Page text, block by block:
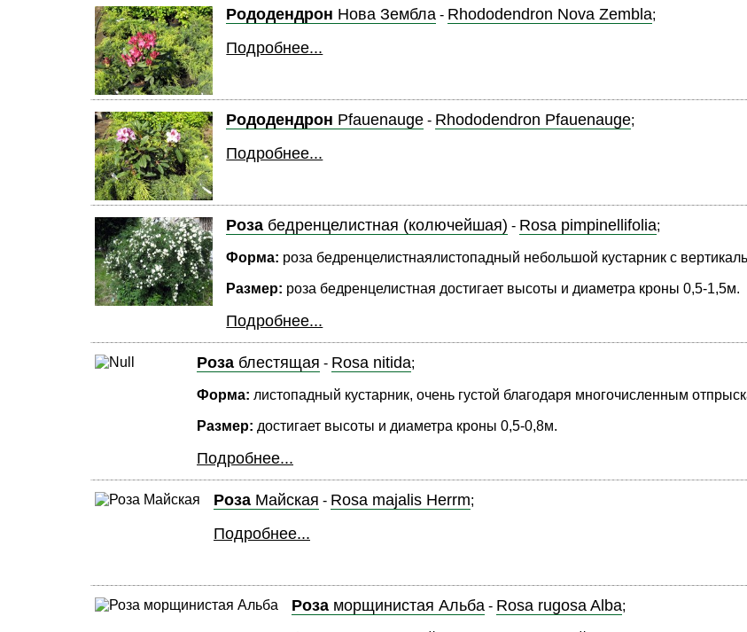
Рододендрон Нова Зембла - Rhododendron Nova Zembla;
Подробнее...
Рододендрон Pfauenauge - Rhododendron Pfauenauge;
Подробнее...
Роза бедренцелистная (колючейшая) - Rosa pimpinellifolia;
Форма: роза бедренцелистнаялистопадный небольшой кустарник с
Размер: роза бедренцелистная достигает высоты и диаметра кроны 0,5-1,5м.
Подробнее...
Роза блестящая - Rosa nitida;
Форма: листопадный кустарник, очень густой благодаря многочисленным
Размер: достигает высоты и диаметра кроны 0,5-0,8м.
Подробнее...
Роза Майская - Rosa majalis Herrm;
Подробнее...
Роза морщинистая Альба - Rosa rugosa Alba;